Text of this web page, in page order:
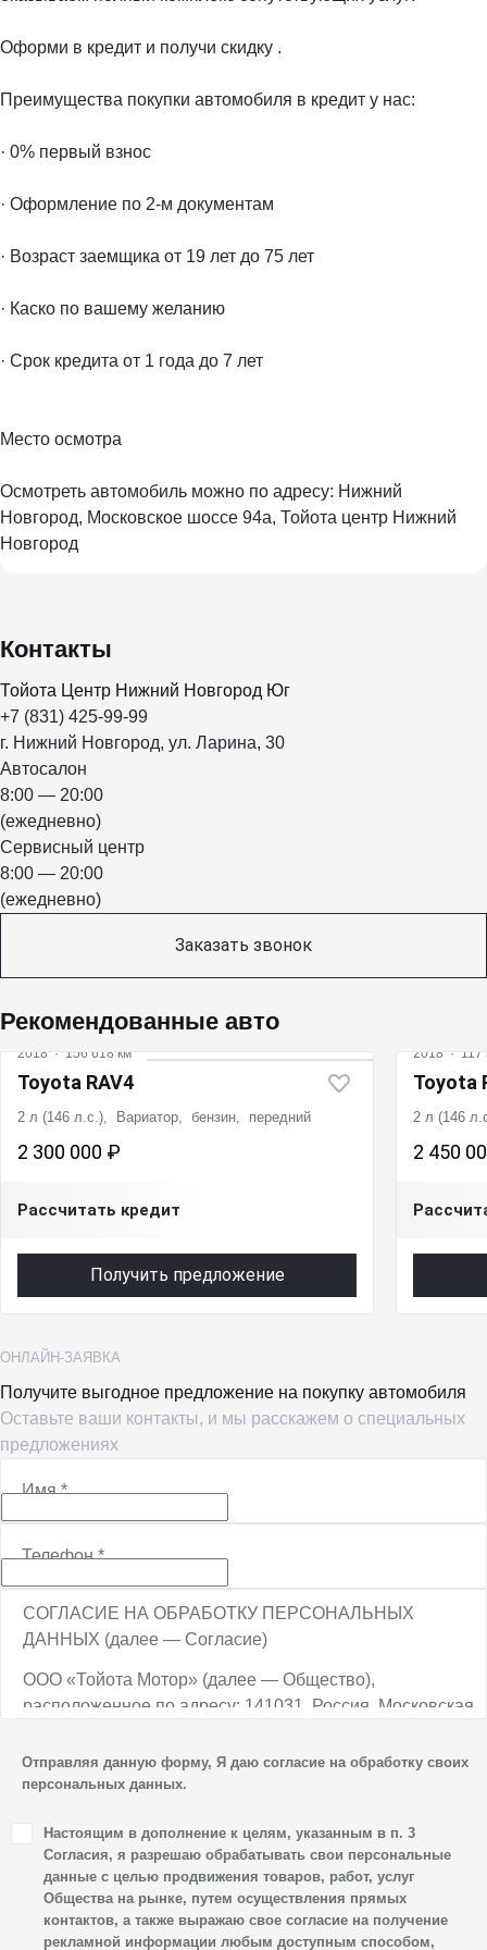
Оформи в кредит и получи скидку .
Преимущества покупки автомобиля в кредит у нас:
· 0% первый взнос
· Оформление по 2-м документам
· Возраст заемщика от 19 лет до 75 лет
· Каско по вашему желанию
· Срок кредита от 1 года до 7 лет
Место осмотра
Осмотреть автомобиль можно по адресу: Нижний
Новгород, Московское шоссе 94а, Тойота центр Нижний
Новгород
Контакты
Тойота Центр Нижний Новгород Юг
+7 (831) 425-99-99
г. Нижний Новгород, ул. Ларина, 30
Автосалон
8:00 — 20:00
(ежедневно)
Сервисный центр
8:00 — 20:00
(ежедневно)
Заказать звонок
Рекомендованные авто
2018 · 156 618 км
Toyota RAV4
2 л (146 л.с.), Вариатор, бензин, передний
2 300 000 ₽
Рассчитать кредит
Получить предложение
2018 ·
Toyota
2 л (146
2 450
ОНЛАЙН-ЗАЯВКА
Получите выгодное предложение на покупку автомобиля
Оставьте ваши контакты, и мы расскажем о специальных
предложениях
Имя*
Телефон*
СОГЛАСИЕ НА ОБРАБОТКУ ПЕРСОНАЛЬНЫХ
ДАННЫХ (далее — Согласие)
ООО «Тойота Мотор» (далее — Общество),
расположенное по адресу: 141031, Россия, Московская
ТПЗ «Алтуфьево», вл. 5, стр. 1, является оператором
персональных данных.
1. Настоящим я даю согласие Обществу на обработку
своих персональных данных, а именно: имени, отчества,
фамилии, контактных данных (включая номер телефона
и адрес электронной почты), адреса, сведений
о впечатлениях, интересах, предпочтениях
Отправляя данную форму, Я даю согласие на обработку своих
персональных данных.
Настоящим в дополнение к целям, указанным в п. 3
Согласия, я разрешаю обрабатывать свои персональные
данные с целью продвижения товаров, работ, услуг
Общества на рынке, путем осуществления прямых
контактов, а также выражаю свое согласие на получение
рекламной информации любым доступным способом,